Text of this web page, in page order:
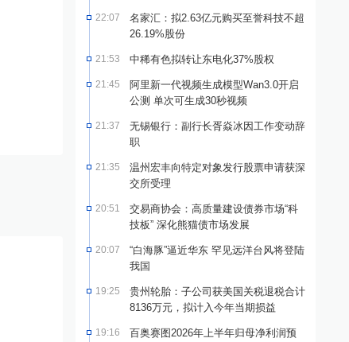
22:07
名家汇：拟2.63亿元购买至誉科技不超
26.19%股份
21:53 中稀有色拟转让东电化37%股权
21:45
阿里新一代视频生成模型Wan3.0开启
公测 单次可生成30秒视频
21:37
无锡银行：副行长胥焱冰因工作变动辞
职
21:35
温州宏丰向特定对象发行股票申请获深
交所受理
20:51
交易商协会：高质量建设债券市场“科
技板” 深化熊猫债市场发展
20:07
“白海豚”逼近华东 罕见远洋台风将登陆
我国
19:25
贵州轮胎：子公司获美国关税退税合计
8136万元，拟计入今年当期损益
19:16
百奥赛图2026年上半年归母净利润预